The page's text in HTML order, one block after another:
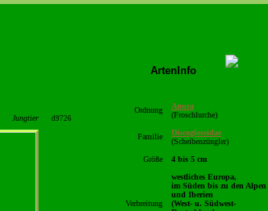
ArtenInfo
Jungtier d9726
Ordnung
Anura
(Froschlurche)
Familie
Discoglossidae
(Scheibenzüngler)
Größe
4 bis 5 cm
Verbreitung
westliches Europa,
im Süden bis zu den Alpen
und Iberien
(West- u. Südwest-